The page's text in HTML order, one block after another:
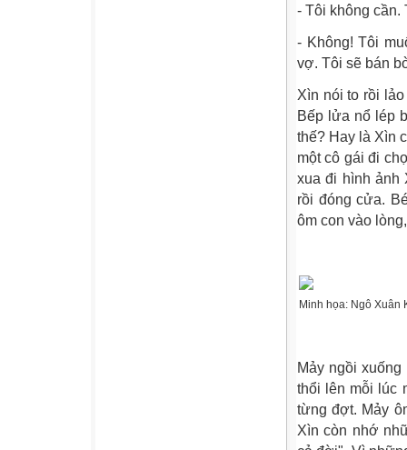
- Tôi không cần.
- Không! Tôi
vợ. Tôi sẽ bán
Xìn nói to rồi
Bếp lửa nổ lép
thế? Hay là Xìn
một cô gái đi
xua đi hình ảnh
rồi đóng cửa.
ôm con vào
Minh họa: Ngô Xuân
Mảy ngồi
thổi lên mỗi lúc
từng đợt. Mảy
Xìn còn nhớ